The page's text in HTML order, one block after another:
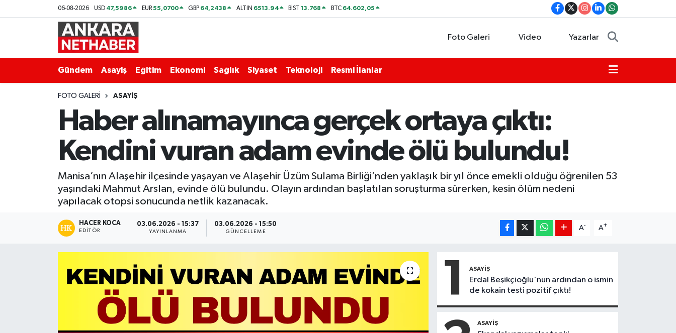
06-08-2026 USD 47,5986 EUR55,0700 GBP 64,2438 ALTIN 6513.94 BİST13.768 BTC 64.602,05
Foto Galeri Video Yazarlar
Gündem Asayiş Eğitim Ekonomi Sağlık Siyaset Teknoloji Resmi İlanlar
FOTO GALERI ASAYIŞ
Haber alınamayınca gerçek ortaya çıktı:
Kendini vuran adam evinde ölü bulundu!
Manisa’nın Alaşehir ilçesinde yaşayan ve Alaşehir Üzüm Sulama Birliği’nden yaklaşık bir yıl önce emekli olduğu öğrenilen 53
yaşındaki Mahmut Arslan, evinde ölü bulundu. Olayın ardından başlatılan soruşturma sürerken, kesin ölüm nedeni
yapılacak otopsi sonucunda netlik kazanacak.
HACER KOCA
EDITÖR
03.06.2026 - 15:37
YAYINLANMA
03.06.2026 - 15:50
GÜNCELLEME
A- A+
1 ASAYIŞ
Erdal Beşikçioğlu'nun ardından o ismin
de kokain testi pozitif çıktı!
ASAYIŞ
Gündem
Resmi İlanlar
Ankara Hava Durumu
Tüm Manşetler
Son Dakika Haberleri